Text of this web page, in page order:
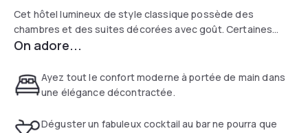
Cet hôtel lumineux de style classique possède des
chambres et des suites décorées avec goût. Certaines
chambres sont climatisées et disposent de la télévision par
articles de toilette gratuits et une baignoire ou une douche.
On adore...
Ayez tout le confort moderne à portée de main dans
une élégance décontractée.
Déguster un fabuleux cocktail au bar ne pourra que